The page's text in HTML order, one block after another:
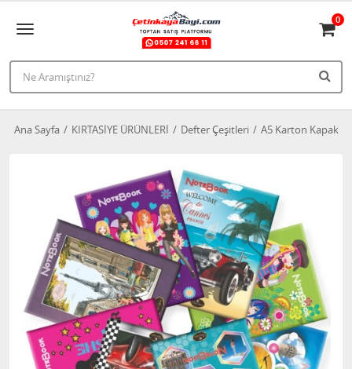
0
Ana Sayfa KIRTASİYE ÜRÜNLERİ Defter Çeşitleri A5 Karton Kapak